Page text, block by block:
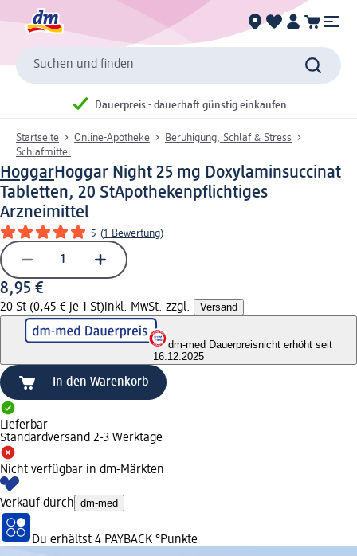
Suchen und finden
Dauerpreis - dauerhaft günstig einkaufen
Startseite Online-Apotheke
Beruhigung, Schlaf & Stress
Schlafmittel
HoggarHoggar Night 25 mg Doxylaminsuccinat
Tabletten, 20 StApothekenpflichtiges
Arzneimittel
5 (1 Bewertung)
8,95 €
20 St (0,45 € je 1 St)inkl. MwSt. zzgl. Versand
dm-med Dauerpreisnicht erhöht seit
16.12.2025
In den Warenkorb
Lieferbar
Standardversand 2-3 Werktage
Nicht verfügbar in dm-Märkten
Verkauf durch dm-med
Du erhältst 4 PAYBACK °Punkte